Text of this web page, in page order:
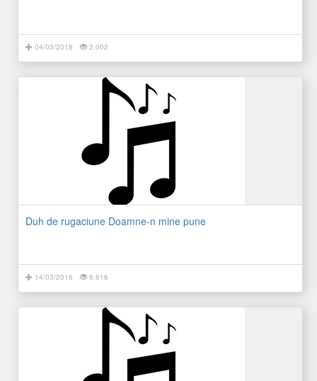
04/03/2018 2.002
Duh de rugaciune Doamne-n mine pune
14/03/2016 6.616